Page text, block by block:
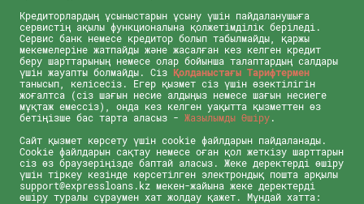
Кредиторлардың ұсыныстарын ұсыну үшін пайдаланушыға
сервистің ақылы функционалына қолжетімділік беріледі.
Сервис банк немесе кредитор болып табылмайды, қаржы
мекемелеріне жатпайды және жасалған кез келген кредит
беру шарттарының немесе олар бойынша талаптардың салдары
үшін жауапты болмайды. Сіз Қолданыстағы Тарифтермен
танысып, келісесіз. Егер қызмет сіз үшін өзектілігін
жоғалтса (сіз шағын несие алдыңыз немесе шағын несиеге
мұқтаж емессіз), онда кез келген уақытта қызметтен өз
бетіңізше бас тарта аласыз - Жазылымды Өшіру.
Сайт қызмет көрсету үшін cookie файлдарын пайдаланады.
Cookie файлдарын сақтау немесе оған қол жеткізу шарттарын
сіз өз браузеріңізде баптай аласыз. Жеке деректерді өшіру
үшін тіркеу кезінде көрсетілген электрондық пошта арқылы
support@expressloans.kz мекен-жайына жеке деректерді
өшіру туралы сұраумен хат жолдау қажет. Мұндай хатта: